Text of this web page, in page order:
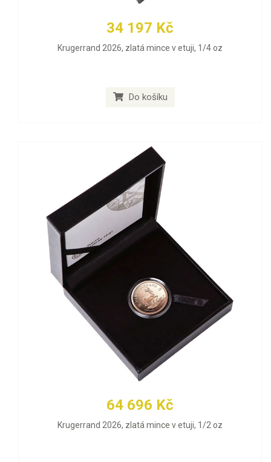
34 197 Kč
Krugerrand 2026, zlatá mince v etuji, 1/4 oz
Do košíku
64 696 Kč
Krugerrand 2026, zlatá mince v etuji, 1/2 oz